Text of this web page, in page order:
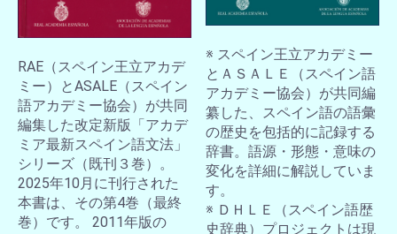
RAE（スペイン王立アカデ
ミー）とASALE（スペイン
語アカデミー協会）が共同
編集した改定新版「アカデ
ミア最新スペイン語文法」
シリーズ（既刊３巻）。
2025年10月に刊行された
本書は、その第4巻（最終
巻）です。 2011年版の
※ スペイン王立アカデミー
とＡＳＡＬＥ（スペイン語
アカデミー協会）が共同編
纂した、スペイン語の語彙
の歴史を包括的に記録する
辞書。語源・形態・意味の
変化を詳細に解説していま
す。
※ ＤＨＬＥ（スペイン語歴
史辞典）プロジェクトは現